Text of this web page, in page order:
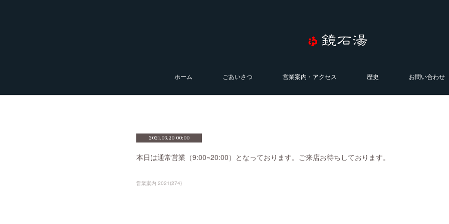
ホーム ごあいさつ 営業案内・アクセス 歴史 お問い合わせ
2021.03.20 00:00
本日は通常営業（9:00~20:00）となっております。ご来店お待ちしております。
営業案内 2021 (274)